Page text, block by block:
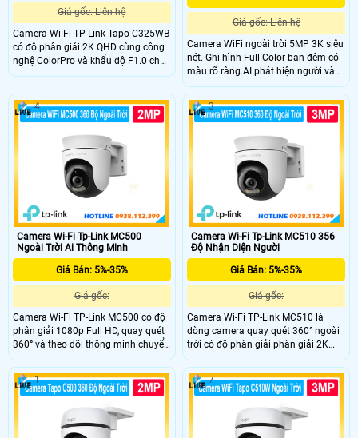
Giá gốc: Liên hệ
Camera Wi-Fi TP-Link Tapo C325WB
có độ phân giải 2K QHD cùng công
nghệ ColorPro và khẩu độ F1.0 cho
khả năng ghi hình có màu xuyên
chuyển động và âm thanh bất
thường, tích hợp đàm thoại hai
sáng, lưu trữ thẻ nhớ microSD tối đa
512GB, kết nối Wi-Fi hoặc Ethernet
và quản lý qua ứng dụng Tapo.
Giá gốc: Liên hệ
Camera WiFi ngoài trời 5MP 3K siêu
nét. Ghi hình Full Color ban đêm có
màu rõ ràng.AI phát hiện người và
phương tiện chính xác.
Camera Wi-Fi Tp-Link MC500
Ngoài Trời Ai Thông Minh
Giá Bán: 5%-35%
Giá gốc:
Camera Wi-Fi TP-Link MC500 có độ
phân giải 1080p Full HD, quay quét
360° và theo dõi thông minh chuyển
động con người. Camera cung cấp
tầm nhìn ban đêm có màu. Công
nghệ AI phát hiện theo dõi thông
minh chuyển động con người, vùng
hoạt động tùy chỉnh, lưu trữ MicroSD
512GB và đám mây.
4
Camera Wi-Fi Tp-Link MC510 356
Độ Nhận Diện Người
Giá Bán: 5%-35%
Giá gốc:
Camera Wi-Fi TP-Link MC510 là
dòng camera quay quét 360° ngoài
trời có độ phân giải phân giải 2K
3MP và tầm nhìn ban đêm có màu
30m. Công nghệ AI thông minh
phát hiện chuyển động, vùng hoạt
động tùy chỉnh, trang bị nắp che
ống kính vật lý bảo vệ quyền riêng
tư.
3
1 7